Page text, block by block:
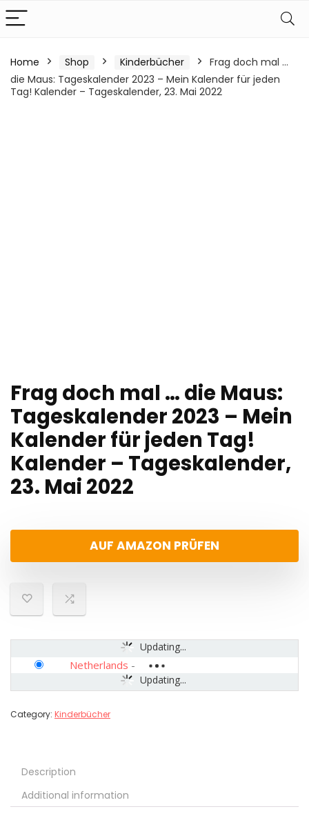
Home Shop Kinderbücher
Frag doch mal …
die Maus: Tageskalender 2023 – Mein Kalender für jeden
Tag! Kalender – Tageskalender, 23. Mai 2022
Frag doch mal … die Maus:
Tageskalender 2023 – Mein
Kalender für jeden Tag!
Kalender – Tageskalender,
23. Mai 2022
AUF AMAZON PRÜFEN
Updating...
Updating...
Netherlands -
Category: Kinderbücher
Description
Additional information